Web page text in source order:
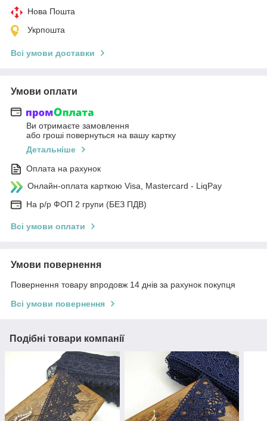
Нова Пошта
Укрпошта
Всі умови доставки
Умови оплати
Ви отримаєте замовлення
або гроші повернуться на вашу картку
Детальніше
Оплата на рахунок
Онлайн-оплата карткою Visa, Mastercard - LiqPay
На р/р ФОП 2 групи (БЕЗ ПДВ)
Всі умови оплати
Умови повернення
Повернення товару впродовж 14 днів за рахунок покупця
Всі умови повернення
Подібні товари компанії